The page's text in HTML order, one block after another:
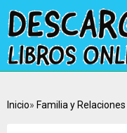
Inicio Familia y